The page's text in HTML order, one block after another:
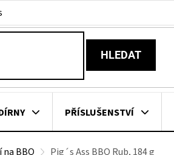
HLEDAT
PŘÍSLUŠENSTVÍ
BBQ Pig´s Ass BBQ Rub, 184 g